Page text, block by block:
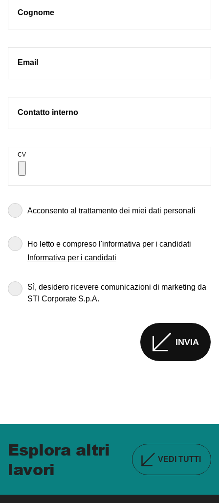
Cognome
Email
Contatto interno
CV
Acconsento al trattamento dei miei dati personali
Ho letto e compreso l'informativa per i candidati
Informativa per i candidati
Sì, desidero ricevere comunicazioni di marketing da
STI Corporate S.p.A.
INVIA
Esplora altri
lavori
VEDI TUTTI